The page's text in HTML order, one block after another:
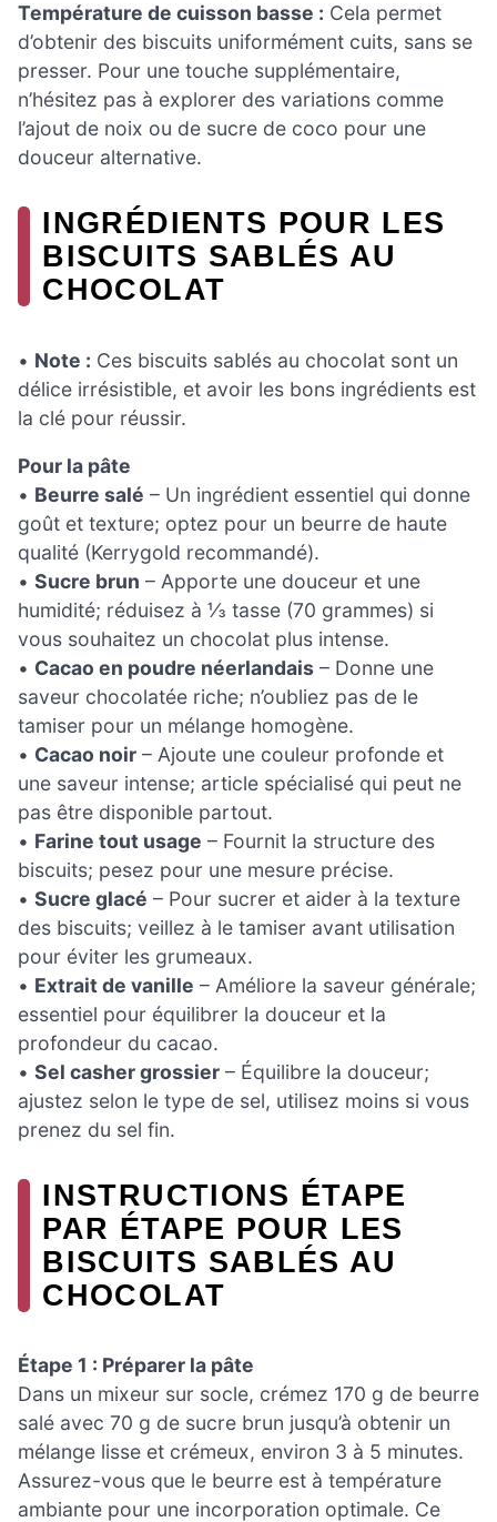
Température de cuisson basse : Cela permet
d’obtenir des biscuits uniformément cuits, sans se
presser. Pour une touche supplémentaire,
n’hésitez pas à explorer des variations comme
l’ajout de noix ou de sucre de coco pour une
douceur alternative.
INGRÉDIENTS POUR LES
BISCUITS SABLÉS AU
CHOCOLAT
• Note : Ces biscuits sablés au chocolat sont un
délice irrésistible, et avoir les bons ingrédients est
la clé pour réussir.
Pour la pâte
• Beurre salé – Un ingrédient essentiel qui donne
goût et texture; optez pour un beurre de haute
qualité (Kerrygold recommandé).
• Sucre brun – Apporte une douceur et une
humidité; réduisez à ⅓ tasse (70 grammes) si
vous souhaitez un chocolat plus intense.
• Cacao en poudre néerlandais – Donne une
saveur chocolatée riche; n’oubliez pas de le
tamiser pour un mélange homogène.
• Cacao noir – Ajoute une couleur profonde et
une saveur intense; article spécialisé qui peut ne
pas être disponible partout.
• Farine tout usage – Fournit la structure des
biscuits; pesez pour une mesure précise.
• Sucre glacé – Pour sucrer et aider à la texture
des biscuits; veillez à le tamiser avant utilisation
pour éviter les grumeaux.
• Extrait de vanille – Améliore la saveur générale;
essentiel pour équilibrer la douceur et la
profondeur du cacao.
• Sel casher grossier – Équilibre la douceur;
ajustez selon le type de sel, utilisez moins si vous
prenez du sel fin.
INSTRUCTIONS ÉTAPE
PAR ÉTAPE POUR LES
BISCUITS SABLÉS AU
CHOCOLAT
Étape 1 : Préparer la pâte
Dans un mixeur sur socle, crémez 170 g de beurre
salé avec 70 g de sucre brun jusqu’à obtenir un
mélange lisse et crémeux, environ 3 à 5 minutes.
Assurez-vous que le beurre est à température
ambiante pour une incorporation optimale. Ce